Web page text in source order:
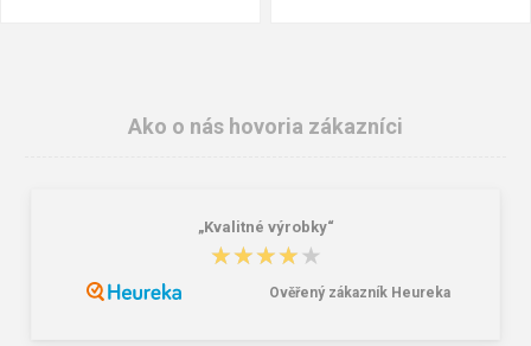
Ako o nás hovoria zákazníci
„Kvalitné výrobky“
★★★★★
★★★★★
Ověřený zákazník Heureka